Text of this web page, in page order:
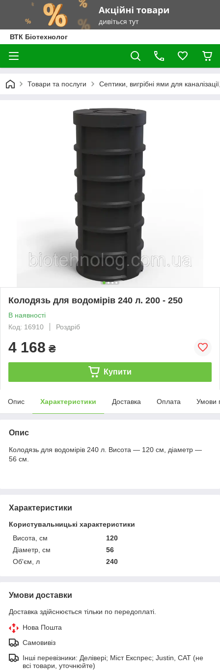
ВТК Біотехнолог
Товари та послуги Септики, вигрібні ями для
Колодязь для водомірів 240 л. 200 - 250
В наявності
Код: 16910
Роздріб
4 168 ₴
Купити
Опис Характеристики Доставка Оплата Умови
Опис
Колодязь для водомірів 240 л. Висота — 120 см, діаметр —
56 см.
Характеристики
Користувальницькі характеристики
Висота, см
120
Діаметр, см
56
Об'єм, л
240
Умови доставки
Доставка здійснюється тільки по передоплаті.
Нова Пошта
Самовивіз
Інші перевізники: Делівері; Міст Експрес; Justin, САТ (не
всі товари, уточнюйте)